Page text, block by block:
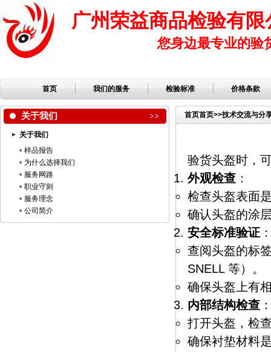
广州荣益商品检验有限
您身边最专业的验
首页 我们的服务 检验标准 价格条款
关于我们
关于我们
样品报告
为什么选择我们
服务网路
职业守则
服务理念
公司简介
首页首页>>技术交流与分
验货头盔时，
外观检查 ：
检查头盔表面
确认头盔的涂
安全标准验证
查阅头盔的标
SNELL 等）。
确保头盔上有
内部结构检查
打开头盔，检
确保衬垫材料